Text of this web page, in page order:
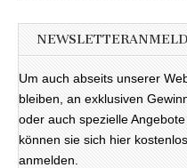
Um auch abseits unserer
bleiben, an exklusiven
oder auch spezielle
können sie sich hier
anmelden.